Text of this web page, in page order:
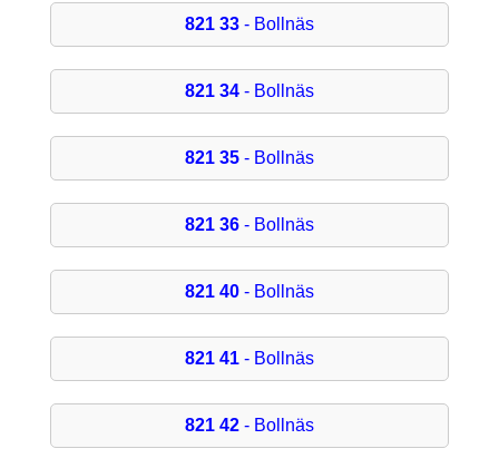
821 33- Bollnäs
821 34- Bollnäs
821 35- Bollnäs
821 36- Bollnäs
821 40- Bollnäs
821 41- Bollnäs
821 42- Bollnäs